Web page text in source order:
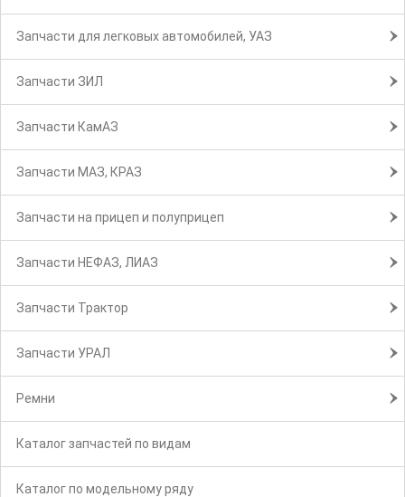
Запчасти для легковых автомобилей, УАЗ
Запчасти ЗИЛ
Запчасти КамАЗ
Запчасти МАЗ, КРАЗ
Запчасти на прицеп и полуприцеп
Запчасти НЕФАЗ, ЛИАЗ
Запчасти Трактор
Запчасти УРАЛ
Ремни
Каталог запчастей по видам
Каталог по модельному ряду